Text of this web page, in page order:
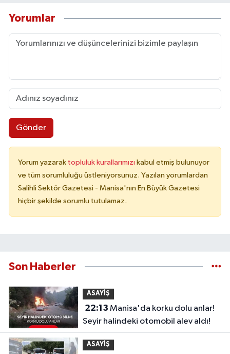
Yorumlar
Gönder
Yorum yazarak topluluk kurallarımızı kabul etmiş bulunuyor
ve tüm sorumluluğu üstleniyorsunuz. Yazılan yorumlardan
Salihli Sektör Gazetesi - Manisa'nın En Büyük Gazetesi
hiçbir şekilde sorumlu tutulamaz.
Son Haberler
ASAYİŞ
22:13
Seyir halindeki otomobil alev aldı!
ASAYİŞ